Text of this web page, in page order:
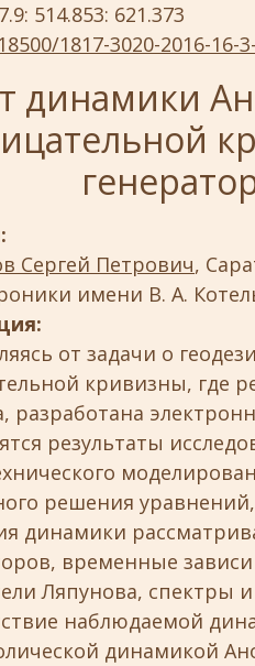
514.853: 621.373
1817-3020-2016-16-
динамики
Сергей Петрович,
имени В. А.
от задачи о
кривизны, где
разработана
результаты
решения
динамики
временные
Ляпунова,
наблюдаемой
динамикой